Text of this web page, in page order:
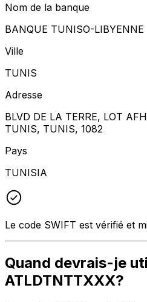
Nom de la banque
BANQUE TUNISO-LIBYENNE
Ville
TUNIS
Adresse
BLVD DE LA TERRE, LOT
TUNIS, TUNIS, 1082
Pays
TUNISIA
Le code SWIFT est vérifié et
Quand devrais-je
ATLDTNTTXXX?